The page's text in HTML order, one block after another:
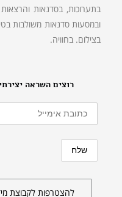
רוצים השראה
להצטרפות לקבוצת
בתערוכות, בסדנאות והרצאות
ובמסעות סדנאות משולבות
בצילום. בחוויה.